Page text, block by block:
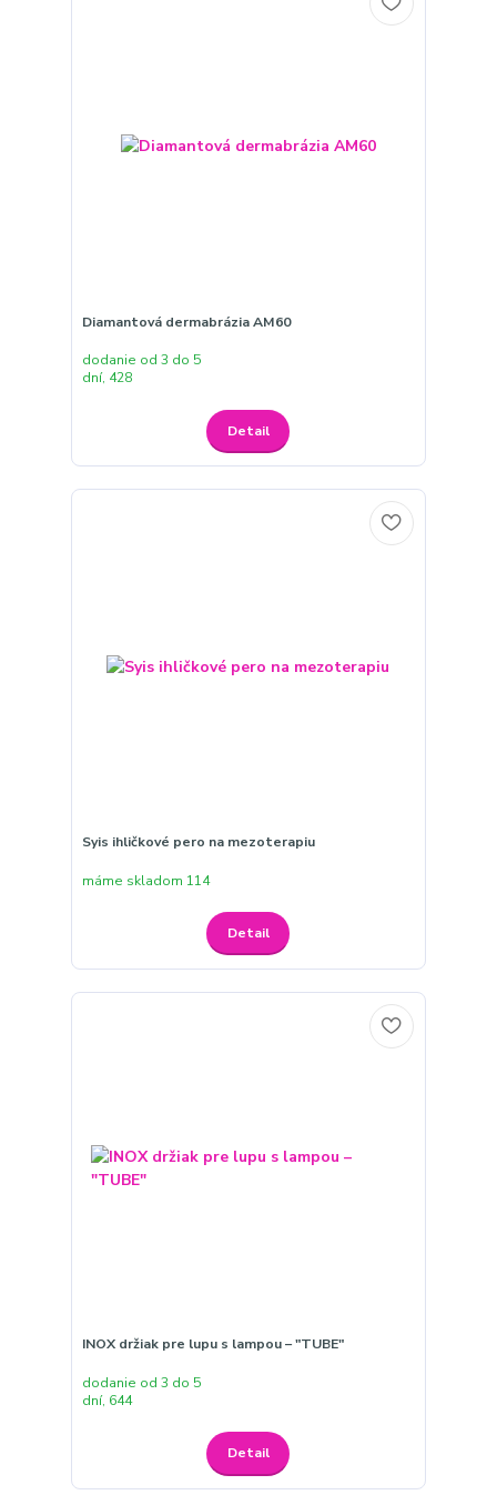
Diamantová dermabrázia AM60
dodanie od 3 do 5
dní, 428
Detail
Syis ihličkové pero na mezoterapiu
máme skladom 114
Detail
INOX držiak pre lupu s lampou – "TUBE"
dodanie od 3 do 5
dní, 644
Detail